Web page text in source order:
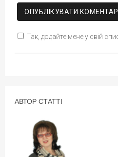
Так, додайте мене у свій
АВТОР СТАТТІ